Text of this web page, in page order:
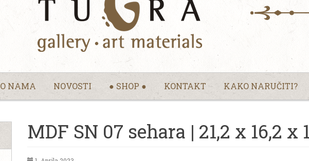
O NAMA NOVOSTI ● SHOP ● KONTAKT KAKO NARUČITI?
MDF SN 07 sehara | 21,2 x 16,2 x